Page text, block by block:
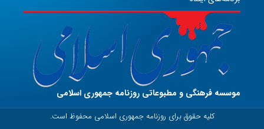
موسسه فرهنگی و مطبوعاتی روزنامه جمهوری اسلامی
کلیه حقوق برای روزنامه جمهوری اسلامی محفوظ است.